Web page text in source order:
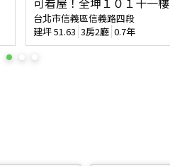
台北市信義區信義路四段
建坪51.63 3房2廳 0.7年